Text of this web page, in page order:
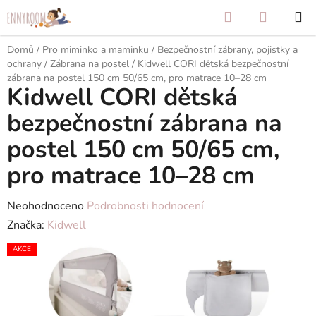
na
obsah
Hledat
KOŠÍK
Domů / Pro miminko a maminku / Bezpečnostní zábrany, pojistky a
ochrany / Zábrana na postel / Kidwell CORI dětská bezpečnostní
zábrana na postel 150 cm 50/65 cm, pro matrace 10–28 cm
Kidwell CORI dětská
bezpečnostní zábrana na
postel 150 cm 50/65 cm,
pro matrace 10–28 cm
Průměrné
hodnocení
produktu
Neohodnoceno Podrobnosti hodnocení
Značka: Kidwell
AKCE